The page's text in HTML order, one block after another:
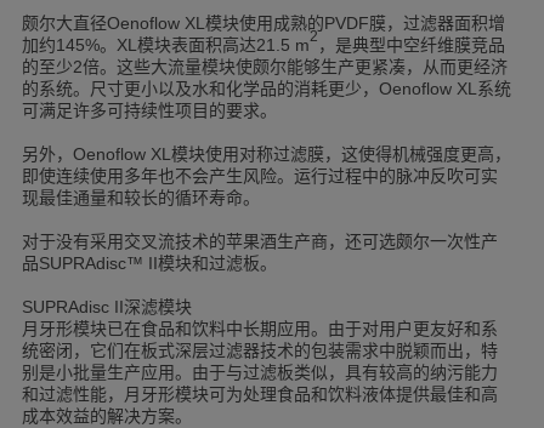
颇尔大直径Oenoflow XL 模块使用成熟的PVDF膜，过滤器面积增
加约145%。 XL 模块表面积高达21.5 m2，是典型中空纤维膜竞品
的至少2倍。这些大流量模块使颇尔能够生产更紧凑，从而更经济
的系统。尺寸更小以及水和化学品的消耗更少， Oenoflow XL 系统
可满足许多可持续性项目的要求。
另外， Oenoflow XL 模块使用对称过滤膜，这使得机械强度更高，
即使连续使用多年也不会产生风险。运行过程中的脉冲反吹可实
现最佳通量和较长的循环寿命。
对于没有采用交叉流技术的苹果酒生产商，还可选颇尔一次性产
品SUPRAdisc™ II模块和过滤板。
SUPRAdisc II深滤模块
月牙形模块已在食品和饮料中长期应用。由于对用户更友好和系
统密闭，它们在板式深层过滤器技术的包装需求中脱颖而出，特
别是小批量生产应用。由于与过滤板类似，具有较高的纳污能力
和过滤性能，月牙形模块可为处理食品和饮料液体提供最佳和高
成本效益的解决方案。